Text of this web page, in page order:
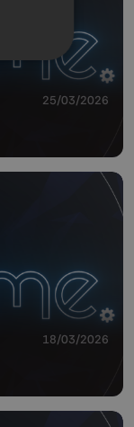
25/03/2026
18/03/2026